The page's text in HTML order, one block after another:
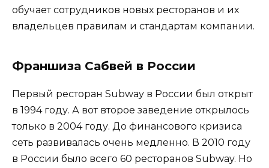
обучает сотрудников новых ресторанов и их
владельцев правилам и стандартам компании.
Франшиза Сабвей в России
Первый ресторан Subway в России был открыт
в 1994 году. А вот второе заведение открылось
только в 2004 году. До финансового кризиса
сеть развивалась очень медленно. В 2010 году
в России было всего 60 ресторанов Subway. Но